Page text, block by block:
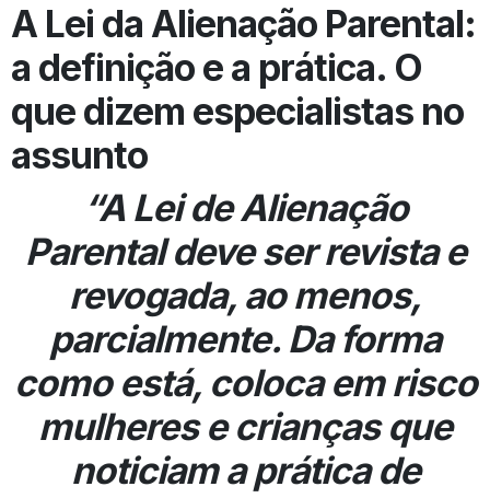
A Lei da Alienação Parental:
a definição e a prática. O
que dizem especialistas no
assunto
“A Lei de Alienação
Parental deve ser revista e
revogada, ao menos,
parcialmente. Da forma
como está, coloca em risco
mulheres e crianças que
noticiam a prática de